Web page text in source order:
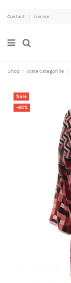
Contact Livrare
Shop Toate categoriile
Sale
-60%